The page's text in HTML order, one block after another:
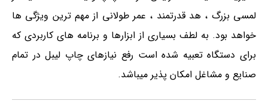
لمسی بزرگ ، هد قدرتمند ، عمر طولانی از مهم ترین ویژگی ها
خواهد بود. به لطف بسیاری از ابزارها و برنامه های کاربردی که
برای دستگاه تعبیه شده است رفع نیازهای چاپ لیبل در تمام
صنایع و مشاغل امکان پذیر میباشد.